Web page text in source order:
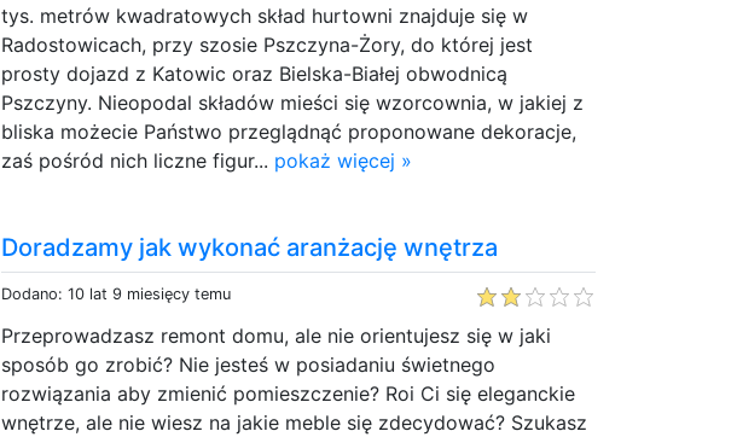
tys. metrów kwadratowych skład hurtowni znajduje się w
Radostowicach, przy szosie Pszczyna-Żory, do której jest
prosty dojazd z Katowic oraz Bielska-Białej obwodnicą
Pszczyny. Nieopodal składów mieści się wzorcownia, w jakiej z
bliska możecie Państwo przeglądnąć proponowane dekoracje,
zaś pośród nich liczne figur... pokaż więcej »
Doradzamy jak wykonać aranżację wnętrza
Dodano: 10 lat 9 miesięcy temu
Przeprowadzasz remont domu, ale nie orientujesz się w jaki
sposób go zrobić? Nie jesteś w posiadaniu świetnego
rozwiązania aby zmienić pomieszczenie? Roi Ci się eleganckie
wnętrze, ale nie wiesz na jakie meble się zdecydować? Szukasz